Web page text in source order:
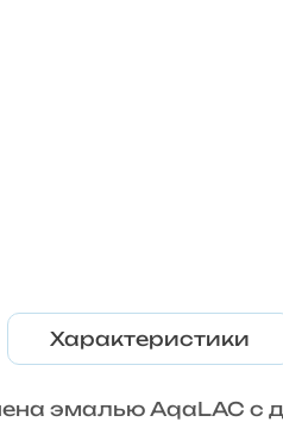
Характеристики
эмалью AqaLAC с